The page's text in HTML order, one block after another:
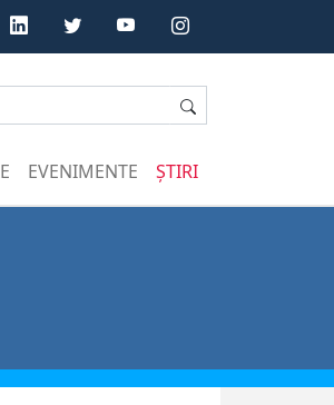
EVENIMENTE ȘTIRI